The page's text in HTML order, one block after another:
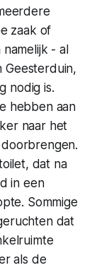
zaak of
namelijk - al
Geesterduin,
nodig is.
hebben aan
naar het
dat na
in een
Sommige
dat
als de